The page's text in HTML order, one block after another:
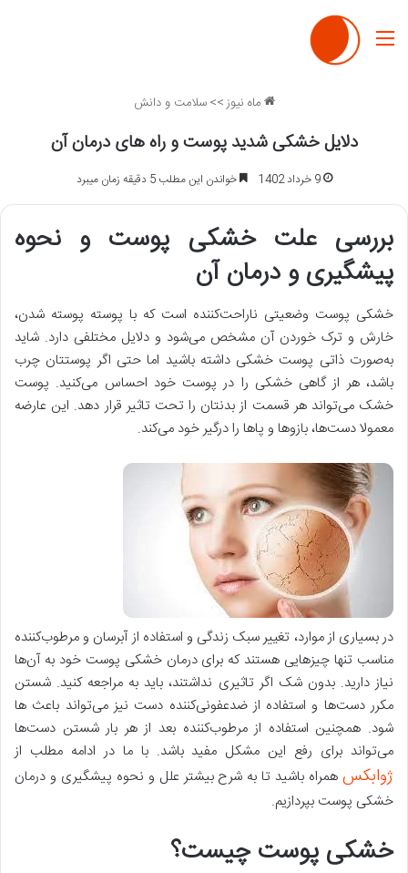
منو
ماه نیوز>> سلامت و دانش
دلایل خشکی شدید پوست و راه های درمان آن
9 خرداد 1402 خواندن این مطلب 5 دقیقه زمان میبرد
بررسی علت خشکی پوست و نحوه
پیشگیری و درمان آن
خشکی پوست وضعیتی ناراحت‌کننده است که با پوسته پوسته شدن،
خارش و ترک خوردن آن مشخص می‌شود و دلایل مختلفی دارد. شاید
به‌صورت ذاتی پوست خشکی داشته باشید اما حتی اگر پوستتان چرب
باشد، هر از گاهی خشکی را در پوست خود احساس می‌کنید. پوست
خشک می‌تواند هر قسمت از بدنتان را تحت تاثیر قرار دهد. این عارضه
معمولا دست‌ها، بازوها و پاها را درگیر خود می‎‌کند.
در بسیاری از موارد، تغییر سبک زندگی و استفاده از آبرسان و مرطوب‌کننده
مناسب تنها چیزهایی هستند که برای درمان خشکی پوست خود به آن‌ها
نیاز دارید. بدون شک اگر تاثیری نداشتند، باید به مراجعه کنید. شستن
مکرر دست‌ها و استفاده از ضدعفونی‌کننده دست نیز می‌تواند باعث ‌ها
شود. همچنین استفاده از مرطوب‌کننده بعد از هر بار شستن دست‌ها
می‌تواند برای رفع این مشکل مفید باشد. با ما در ادامه مطلب از
ژوابکس همراه باشید تا به شرح بیشتر علل و نحوه پیشگیری و درمان
خشکی پوست بپردازیم.
خشکی پوست چیست؟